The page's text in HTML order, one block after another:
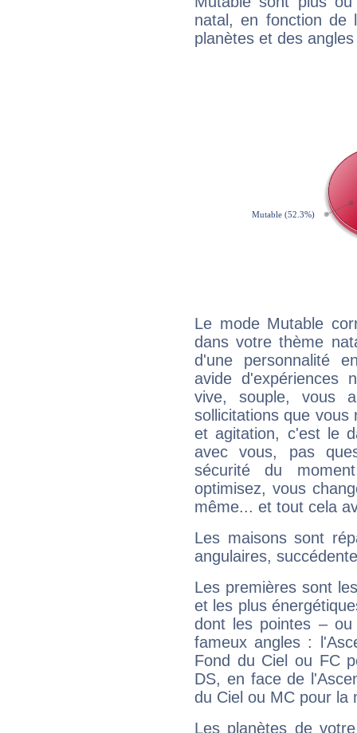
natal, en fonction de
planètes et des
Le mode Mutable
dans votre thème
d'une personnalité
avide d'expériences
vive, souple, vous
sollicitations que vous
et agitation, c'est le
avec vous, pas
sécurité du
optimisez, vous
même... et tout cela
Les maisons sont
angulaires,
Les premières sont
et les plus
dont les pointes –
fameux angles :
Fond du Ciel ou FC
DS, en face de
du Ciel ou MC pour la
Les planètes de